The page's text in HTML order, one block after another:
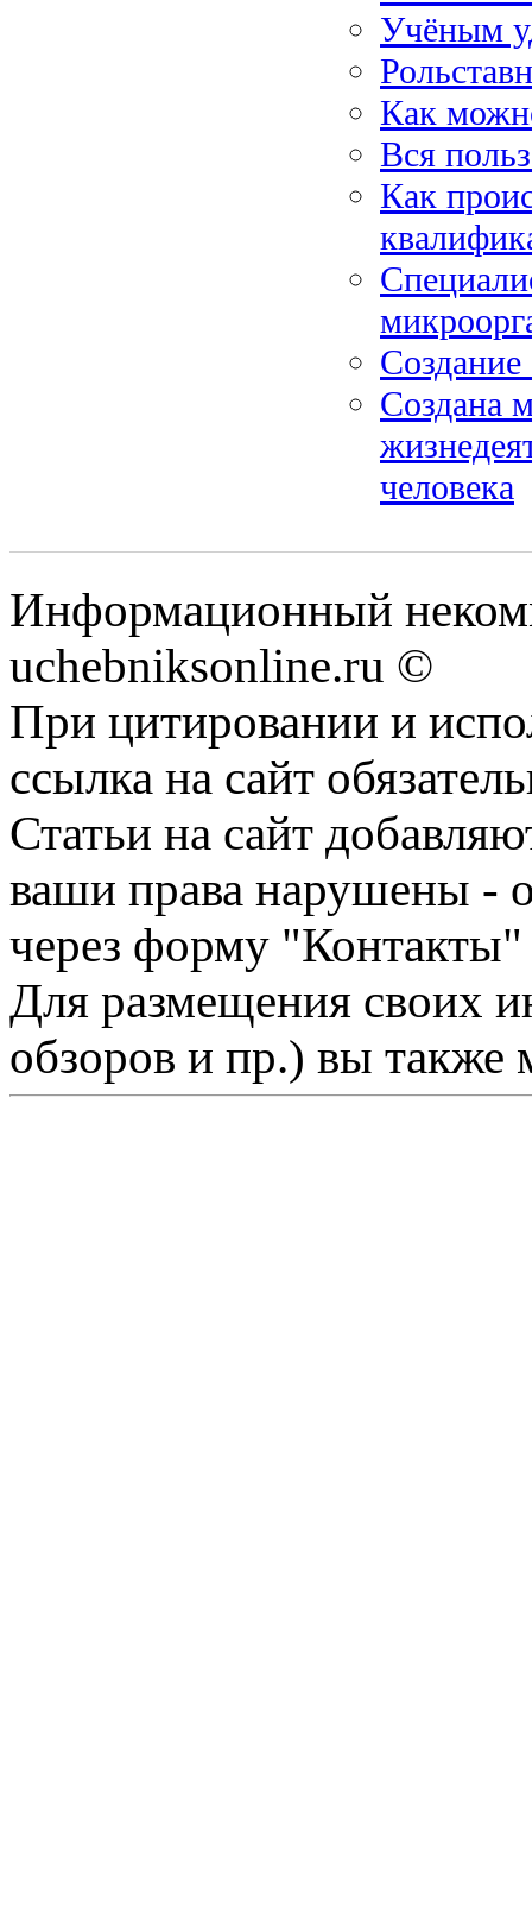
Учёным
Как
Вся
Как
Создана
человека
Информационный
uchebniksonline.ru ©
При цитировании и
ссылка на сайт
Статьи на сайт
ваши права нарушены -
через форму "Контакты"
Для размещения своих
обзоров и пр.) вы также